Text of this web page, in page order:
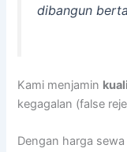
dibangun
Kami menjamin
kegagalan (false
Dengan harga